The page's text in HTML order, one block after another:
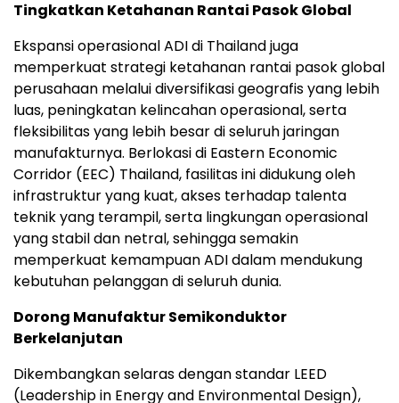
Tingkatkan Ketahanan Rantai Pasok Global
Ekspansi operasional ADI di Thailand juga
memperkuat strategi ketahanan rantai pasok global
perusahaan melalui diversifikasi geografis yang lebih
luas, peningkatan kelincahan operasional, serta
fleksibilitas yang lebih besar di seluruh jaringan
manufakturnya. Berlokasi di Eastern Economic
Corridor (EEC) Thailand, fasilitas ini didukung oleh
infrastruktur yang kuat, akses terhadap talenta
teknik yang terampil, serta lingkungan operasional
yang stabil dan netral, sehingga semakin
memperkuat kemampuan ADI dalam mendukung
kebutuhan pelanggan di seluruh dunia.
Dorong Manufaktur Semikonduktor
Berkelanjutan
Dikembangkan selaras dengan standar LEED
(Leadership in Energy and Environmental Design),